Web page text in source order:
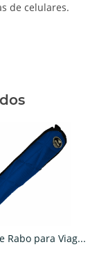
de celulares.
Rabo para Viag...